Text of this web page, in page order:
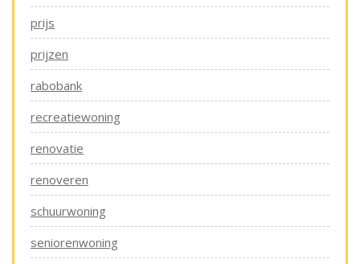
prijs
prijzen
rabobank
recreatiewoning
renovatie
renoveren
schuurwoning
seniorenwoning